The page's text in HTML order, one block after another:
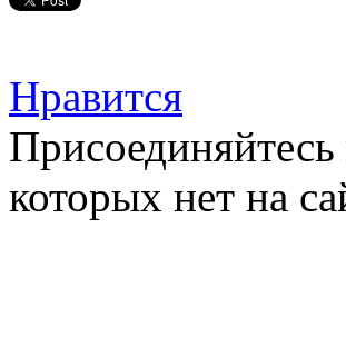
Нравится
которых нет на